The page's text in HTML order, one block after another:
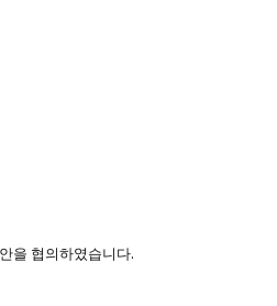
을 협의하였습니다.